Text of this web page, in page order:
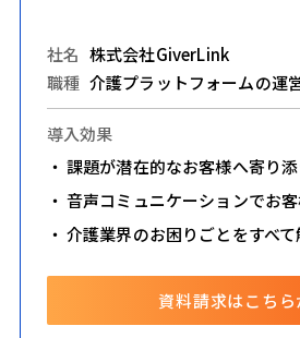
社名 株式会社GiverLink
職種 介護プラットフォームの運
導入効果
課題が潜在的なお客様へ寄り
音声コミュニケーションでお
介護業界のお困りごとをすべて
資料請求はこちら